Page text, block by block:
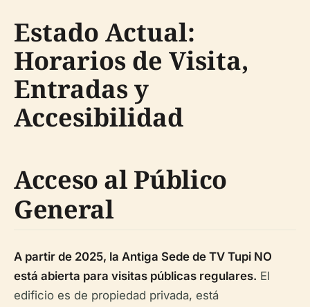
Estado Actual:
Horarios de Visita,
Entradas y
Accesibilidad
Acceso al Público
General
A partir de 2025, la Antiga Sede de TV Tupi NO
está abierta para visitas públicas regulares. El
edificio es de propiedad privada, está